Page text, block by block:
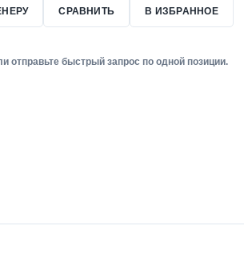
СРАВНИТЬ В ИЗБРАННОЕ
отправьте быстрый запрос по одной позиции.